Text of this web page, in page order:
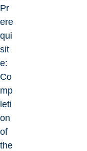
Pr
ere
qui
sit
e:
Co
mp
leti
on
of
the